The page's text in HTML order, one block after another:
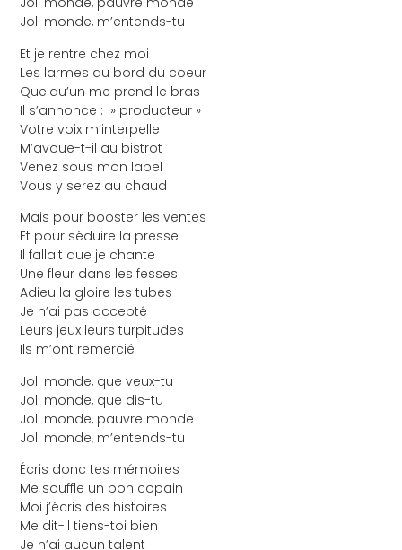
Joli monde, m’entends-tu
Et je rentre chez moi
Les larmes au bord du coeur
Quelqu’un me prend le bras
Il s’annonce : » producteur »
Votre voix m’interpelle
M’avoue-t-il au bistrot
Venez sous mon label
Vous y serez au chaud
Mais pour booster les ventes
Et pour séduire la presse
Il fallait que je chante
Une fleur dans les fesses
Adieu la gloire les tubes
Je n’ai pas accepté
Leurs jeux leurs turpitudes
Ils m’ont remercié
Joli monde, que veux-tu
Joli monde, que dis-tu
Joli monde, pauvre monde
Joli monde, m’entends-tu
Écris donc tes mémoires
Me souffle un bon copain
Moi j’écris des histoires
Me dit-il tiens-toi bien
Je n’ai aucun talent